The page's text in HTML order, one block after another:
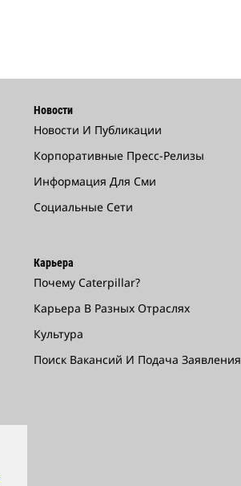
Новости
Новости И Публикации
Корпоративные Пресс-Релизы
Информация Для Сми
Социальные Сети
Карьера
Почему Caterpillar?
Карьера В Разных Отраслях
Культура
Поиск Вакансий И Подача Заявления